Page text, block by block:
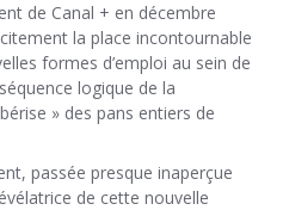
de Canal + en décembre
la place incontournable
formes d’emploi au sein de
logique de la
» des pans entiers de
passée presque inaperçue
de cette nouvelle